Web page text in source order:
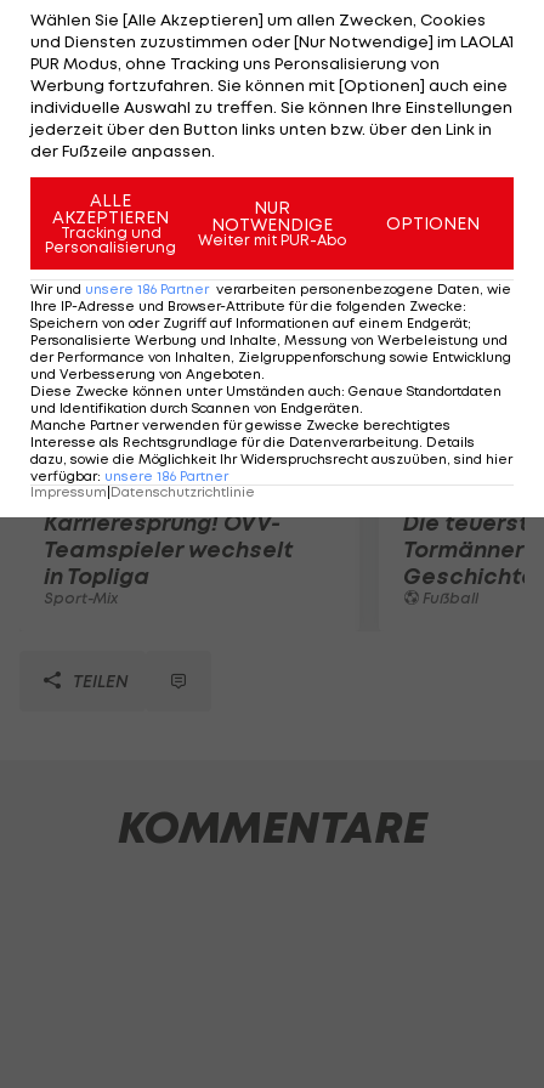
nicht am Freitag über die Zukunft entschieden,
sondern erst am Dienstag, den 29. Juli. Die Zeit
drängt aber, denn bereits am 22. August muss der
HCB in der Champions Hockey League antreten.
Die Italiener kämpfen noch um TV-Gelder und
stehen in Verhandlungen mit zwei Sponsoren.
Mehr zum Thema
Karrieresprung! ÖVV-
Teamspieler wechselt
in Topliga
Sport-Mix
Die
Tormänner
Geschichte
Fußball
TEILEN
KOMMENTARE
Wählen Sie [Alle Akzeptieren] um allen Zwecken, Cookies
und Diensten zuzustimmen oder [Nur Notwendige] im LAOLA1
PUR Modus, ohne Tracking uns Peronsalisierung von
Werbung fortzufahren. Sie können mit [Optionen] auch eine
individuelle Auswahl zu treffen. Sie können Ihre Einstellungen
jederzeit über den Button links unten bzw. über den Link in
der Fußzeile anpassen.
ALLE
AKZEPTIEREN
Tracking und
Personalisierung
NUR
NOTWENDIGE
Weiter mit PUR-Abo
OPTIONEN
Wir und unsere 186 Partner verarbeiten personenbezogene Daten, wie
Ihre IP-Adresse und Browser-Attribute für die folgenden Zwecke:
Speichern von oder Zugriff auf Informationen auf einem Endgerät;
Personalisierte Werbung und Inhalte, Messung von Werbeleistung und
der Performance von Inhalten, Zielgruppenforschung sowie Entwicklung
und Verbesserung von Angeboten.
Diese Zwecke können unter Umständen auch: Genaue Standortdaten
und Identifikation durch Scannen von Endgeräten.
Manche Partner verwenden für gewisse Zwecke berechtigtes
Interesse als Rechtsgrundlage für die Datenverarbeitung. Details
dazu, sowie die Möglichkeit Ihr Widerspruchsrecht auszuüben, sind hier
verfügbar: unsere 186 Partner
Impressum Datenschutzrichtlinie